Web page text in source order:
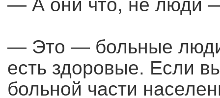
— А они что, не люди
— Это — больные
есть здоровые. Если
больной части